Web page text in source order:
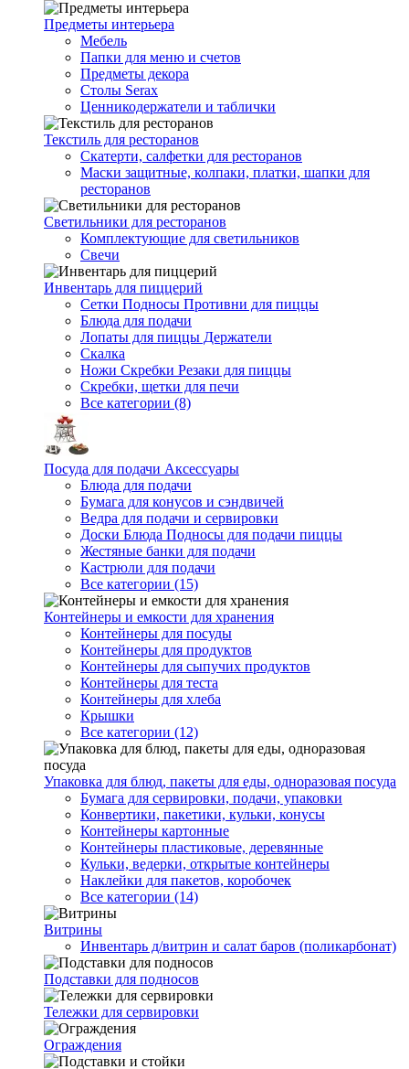
Предметы интерьера
Мебель
Папки для меню и счетов
Предметы декора
Столы Serax
Ценникодержатели и таблички
Текстиль для ресторанов
Скатерти, салфетки для ресторанов
Маски защитные, колпаки, платки, шапки для
ресторанов
Светильники для ресторанов
Комплектующие для светильников
Свечи
Инвентарь для пиццерий
Сетки Подносы Противни для пиццы
Блюда для подачи
Лопаты для пиццы Держатели
Скалка
Ножи Скребки Резаки для пиццы
Скребки, щетки для печи
Все категории (8)
Посуда для подачи Аксессуары
Блюда для подачи
Бумага для конусов и сэндвичей
Ведра для подачи и сервировки
Доски Блюда Подносы для подачи пиццы
Жестяные банки для подачи
Кастрюли для подачи
Все категории (15)
Контейнеры и емкости для хранения
Контейнеры для посуды
Контейнеры для продуктов
Контейнеры для сыпучих продуктов
Контейнеры для теста
Контейнеры для хлеба
Крышки
Все категории (12)
Упаковка для блюд, пакеты для еды, одноразовая посуда
Бумага для сервировки, подачи, упаковки
Конвертики, пакетики, кульки, конусы
Контейнеры картонные
Контейнеры пластиковые, деревянные
Кульки, ведерки, открытые контейнеры
Наклейки для пакетов, коробочек
Все категории (14)
Витрины
Инвентарь д/витрин и салат баров (поликарбонат)
Подставки для подносов
Тележки для сервировки
Ограждения